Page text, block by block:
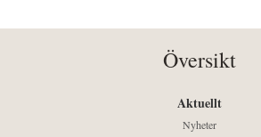
Översikt
Aktuellt
Nyheter